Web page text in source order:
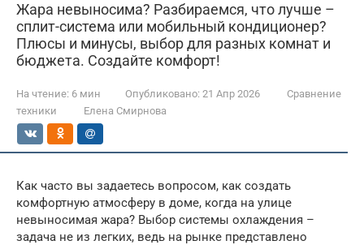
Жара невыносима? Разбираемся, что лучше –
сплит-система или мобильный кондиционер?
Плюсы и минусы, выбор для разных комнат и
бюджета. Создайте комфорт!
На чтение: 6 мин Опубликовано: 21 Апр 2026
Сравнение
техники
Елена Смирнова
Как часто вы задаетесь вопросом, как создать
комфортную атмосферу в доме, когда на улице
невыносимая жара? Выбор системы охлаждения –
задача не из легких, ведь на рынке представлено